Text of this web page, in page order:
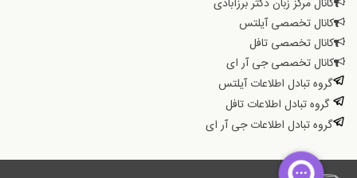
کانال تخصصی آیلتس
کانال تخصصی تافل
کانال تخصصی جی آر ای
گروه تبادل اطلاعات آیلتس
گروه تبادل اطلاعات تافل
گروه تبادل اطلاعات جی آر ای